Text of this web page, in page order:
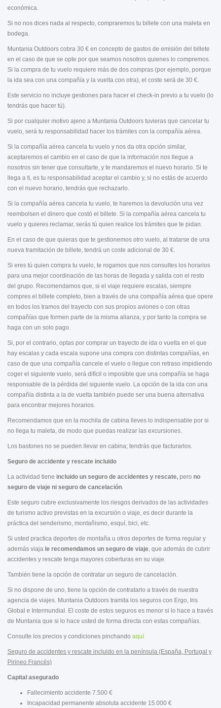
económica.
Si no nos dices nada al respecto, compraremos tu billete con una maleta en
bodega.
Muntania Outdoors cobra 30 € en concepto de gastos de emisión del billete
en el caso de que se opte por que seamos nosotros quienes lo compremos.
Si la compra de tu vuelo requiere más de dos compras (por ejemplo, porque
la ida sea con una compañía y la vuelta con otra), el coste será de 30 €.
Este servicio no incluye gestiones para hacer el check-in previo a tu vuelo (lo
tendrás que hacer tú).
Si por cualquier motivo ajeno a Muntania Outdoors tuvieras que cancelar tu
vuelo, será tu responsabilidad hacer los trámites con la compañía aérea.
Si la compañía aérea cancela tu vuelo y nos da otra opción similar,
aceptaremos el cambio en el caso de que la información nos llegue a
nosotros sin tener que consultarte, y te mandaremos el nuevo horario. Si te
llega a ti, es tu responsabilidad aceptar el cambio y, si no estás de acuerdo
con el nuevo horario, tendrás que rechazarlo.
Si la compañía aérea cancela tu vuelo, te haremos la devolución una vez
reembolsen el dinero que costó el billete. Si la compañía aérea cancela tu
vuelo y quieres reclamar, serás tú quien realice los trámites que te pidan.
En el caso de que quieras que te gestionemos otro vuelo, al tratarse de una
nueva tramitación de billete, tendrá un coste adicional de 30 €.
Si eres tú quien compra tu vuelo, te rogamos que nos consultes los horarios
para una mejor coordinación de las horas de llegada y salida con el resto
del grupo. Recomendamos que, si el viaje requiere escalas, siempre
compres el billete completo, bien a través de una compañía aérea que opere
en todos los tramos del trayecto con sus propios aviones o con otras
compañías que formen parte de la misma alianza, y por tanto la compra se
haga con un solo pago.
Si, por el contrario, optas por comprar un trayecto de ida o vuelta en el que
hay escalas y cada escala supone una compra con distintas compañías, en
caso de que una compañía cancele el vuelo o llegue con retraso impidiendo
coger el siguiente vuelo, será difícil o imposible que una compañía se haga
responsable de la pérdida del siguiente vuelo. La opción de la ida con una
compañía distinta a la de vuelta también puede ser una buena alternativa
para encontrar mejores horarios.
Recomendamos que en la mochila de cabina lleves lo indispensable por si
no llega tu maleta, de modo que puedas realizar las excursiones.
Los bastones no se pueden llevar en cabina; tendrás que facturarlos.
Seguro de accidente y rescate incluido
La actividad tiene incluido un seguro de accidentes y rescate, pero no
seguro de viaje ni seguro de cancelación.
Este seguro cubre exclusivamente los riesgos derivados de las actividades
de turismo activo previstas en la excursión o viaje, es decir durante la
práctica del senderismo, montañismo, esquí, bici, etc.
Si usted practica deportes de montaña u otros deportes de forma regular y
además viaja le recomendamos un seguro de viaje, que además de cubrir
accidentes y rescate tenga mayores coberturas en su viaje.
También tiene la opción de contratar un seguro de cancelación.
Si no dispone de uno, tiene la opción de contratarlo a través de nuestra
agencia de viajes. Muntania Outdoors tramita los seguros con Ergo, Iris
Global e Intermundial. El coste de estos seguros es menor si lo hace a través
de Muntania que si lo hace usted de forma directa con estas compañías.
Consulte los precios y condiciones pinchando aquí
Seguro de accidentes y rescate incluido en la península (España, Portugal y
Pirineo Francés)
Capital asegurado
Fallecimiento accidente 7.500 €
Incapacidad permanente absoluta accidente 15.000 €